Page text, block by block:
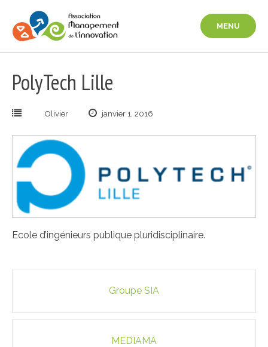
contenu
MENU
PolyTech Lille
Olivier janvier 1, 2016
Ecole d’ingénieurs publique pluridisciplinaire.
articles
Groupe SIA
MEDIAMA